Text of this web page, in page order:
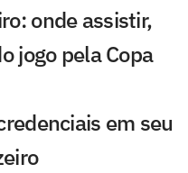
onde assistir,
jogo pela Copa
em seu